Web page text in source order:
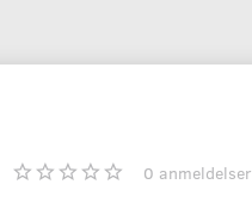
0 anmeldelser